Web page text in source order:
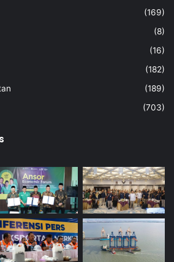
(169)
(8)
(16)
(182)
(189)
(703)